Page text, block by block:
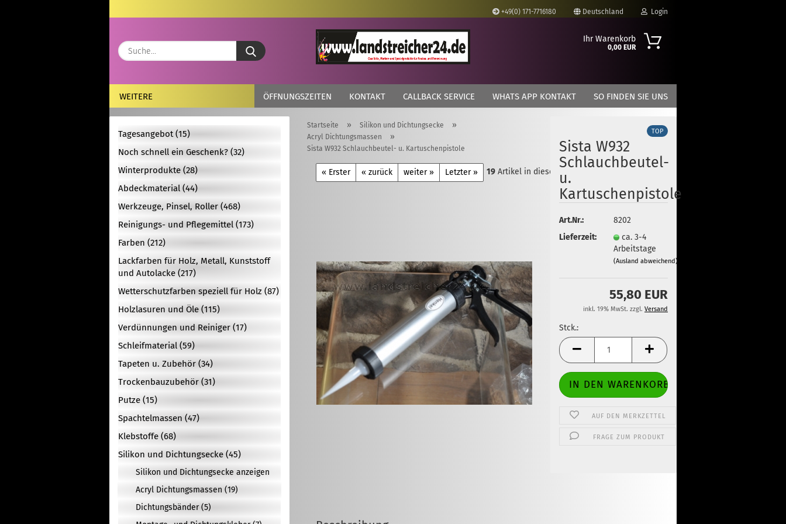
+49(0) 171-7716180 Deutschland
Lieferland
Login
Passwort
Konto erstellen
Passwort vergessen?
Suche...
Ihr Warenkorb
0,00 EUR
ÖFFNUNGSZEITEN KONTAKT CALLBACK SERVICE WHATS APP KONTAKT SO FINDEN SIE UNS
WEITERE
Startseite » Silikon und Dichtungsecke »
Acryl Dichtungsmassen »
Sista W932 Schlauchbeutel- u. Kartuschenpistole
« Erster « zurück weiter » Letzter » 19 Artikel in dieser Kategorie
TOP
Sista W932
Schlauchbeutel-
u.
Kartuschenpistole
Art.Nr.:
8202
Lieferzeit:
ca. 3-4
Arbeitstage
(Ausland abweichend)
55,80 EUR
inkl. 19% MwSt. zzgl. Versand
Stck.:
Stck.
AUF DEN MERKZETTEL
FRAGE ZUM PRODUKT
Tagesangebot (15)
Noch schnell ein Geschenk? (32)
Winterprodukte (28)
Abdeckmaterial (44)
Werkzeuge, Pinsel, Roller (468)
Reinigungs- und Pflegemittel (173)
Farben (212)
Lackfarben für Holz, Metall, Kunststoff
und Autolacke (217)
Wetterschutzfarben speziell für Holz (87)
Holzlasuren und Öle (115)
Verdünnungen und Reiniger (17)
Schleifmaterial (59)
Tapeten u. Zubehör (34)
Trockenbauzubehör (31)
Putze (15)
Spachtelmassen (47)
Klebstoffe (68)
Silikon und Dichtungsecke (45)
Silikon und Dichtungsecke anzeigen
Acryl Dichtungsmassen (19)
Dichtungsbänder (5)